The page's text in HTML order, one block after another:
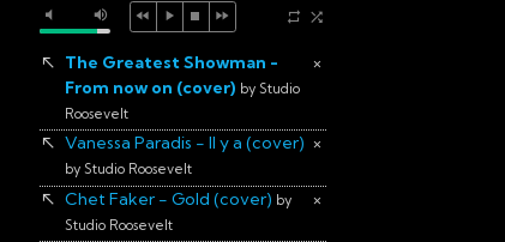
×
The Greatest Showman -
From now on (cover) by Studio
Roosevelt
×
Vanessa Paradis - Il y a (cover)
by Studio Roosevelt
×
Chet Faker - Gold (cover) by
Studio Roosevelt